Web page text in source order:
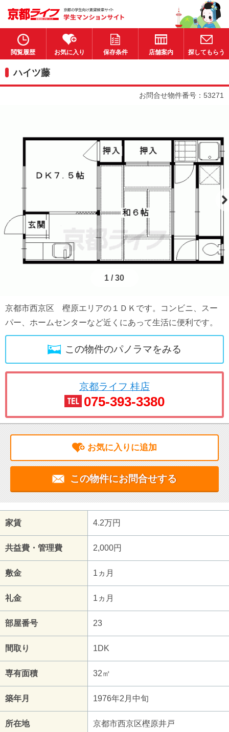
閲覧履歴 お気に入り 保存条件 店舗案内 探してもらう
ハイツ藤
お問合せ物件番号：53271
1 /30
京都市西京区 樫原エリアの１ＤＫです。コンビニ、スー
パー、ホームセンターなど近くにあって生活に便利です。
この物件のパノラマをみる
京都ライフ 桂店
075-393-3380
お気に入りに追加
この物件にお問合せする
家賃 4.2万円
共益費・管理費 2,000円
敷金 1ヵ月
礼金 1ヵ月
部屋番号 23
間取り 1DK
専有面積 32㎡
築年月 1976年2月中旬
所在地
京都市西京区樫原井戸